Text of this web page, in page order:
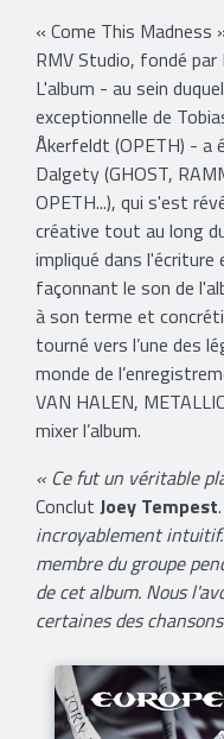
« Come This
RMV Studio, fondé
L'album - au sein
exceptionnelle de
Åkerfeldt (OPETH) - a
Dalgety (GHOST,
OPETH...), qui s'est
créative tout au long
impliqué dans
façonnant le son de
à son terme et
tourné vers l’une des
monde de
VAN HALEN,
mixer l’album.
« Ce fut un véritable
Conclut Joey Tempest.
incroyablement
membre du groupe
de cet album. Nous
certaines des